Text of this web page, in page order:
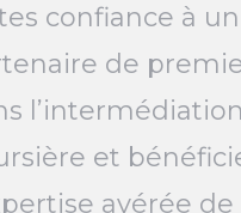
confiance à un
de
l’intermédiation
et
avérée de